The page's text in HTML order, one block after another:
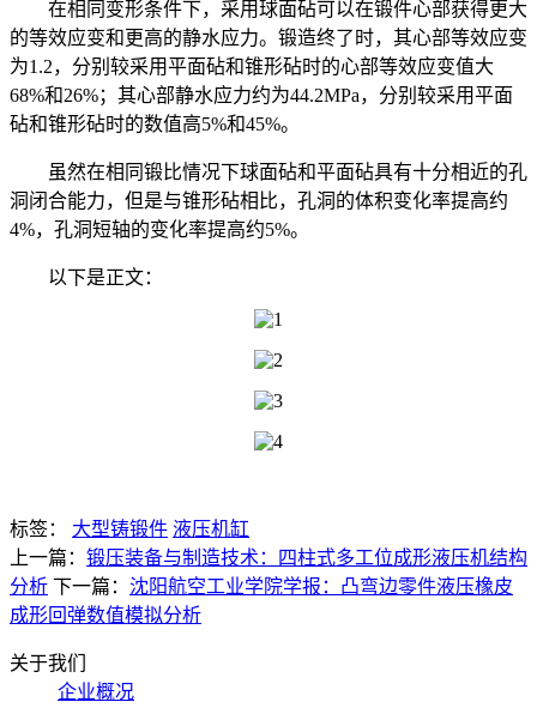
在相同变形条件下，采用球面砧可以在锻件心部获得更大
的等效应变和更高的静水应力。锻造终了时，其心部等效应变
为1.2，分别较采用平面砧和锥形砧时的心部等效应变值大
68%和26%；其心部静水应力约为44.2MPa，分别较采用平面
砧和锥形砧时的数值高5%和45%。
虽然在相同锻比情况下球面砧和平面砧具有十分相近的孔
洞闭合能力，但是与锥形砧相比，孔洞的体积变化率提高约
4%，孔洞短轴的变化率提高约5%。
以下是正文：
标签： 大型铸锻件 液压机缸
上一篇： 锻压装备与制造技术：四柱式多工位成形液压机结构
分析 下一篇： 沈阳航空工业学院学报：凸弯边零件液压橡皮
成形回弹数值模拟分析
关于我们
企业概况